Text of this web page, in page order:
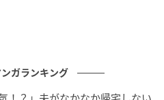
ガランキング